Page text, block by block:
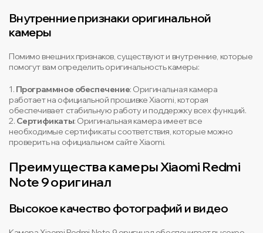
Внутренние признаки оригинальной
камеры
Помимо внешних признаков, существуют и внутренние, которые
помогут вам определить оригинальность камеры:
1. Программное обеспечение: Оригинальная камера
работает на официальной прошивке Xiaomi, которая
обеспечивает стабильную работу и поддержку всех функций.
2. Сертификаты: Оригинальная камера имеет все
необходимые сертификаты соответствия, которые можно
проверить на официальном сайте Xiaomi.
Преимущества камеры Xiaomi Redmi
Note 9 оригинал
Высокое качество фотографий и видео